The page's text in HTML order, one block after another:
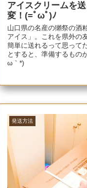
アイスクリームを
変！(=ﾟωﾟ)ﾉ
山口県の名産の獺祭の酒
アイス」。これを県外の
簡単に送れるって思って
とすると、準備するもの
ω｀*)
発送方法